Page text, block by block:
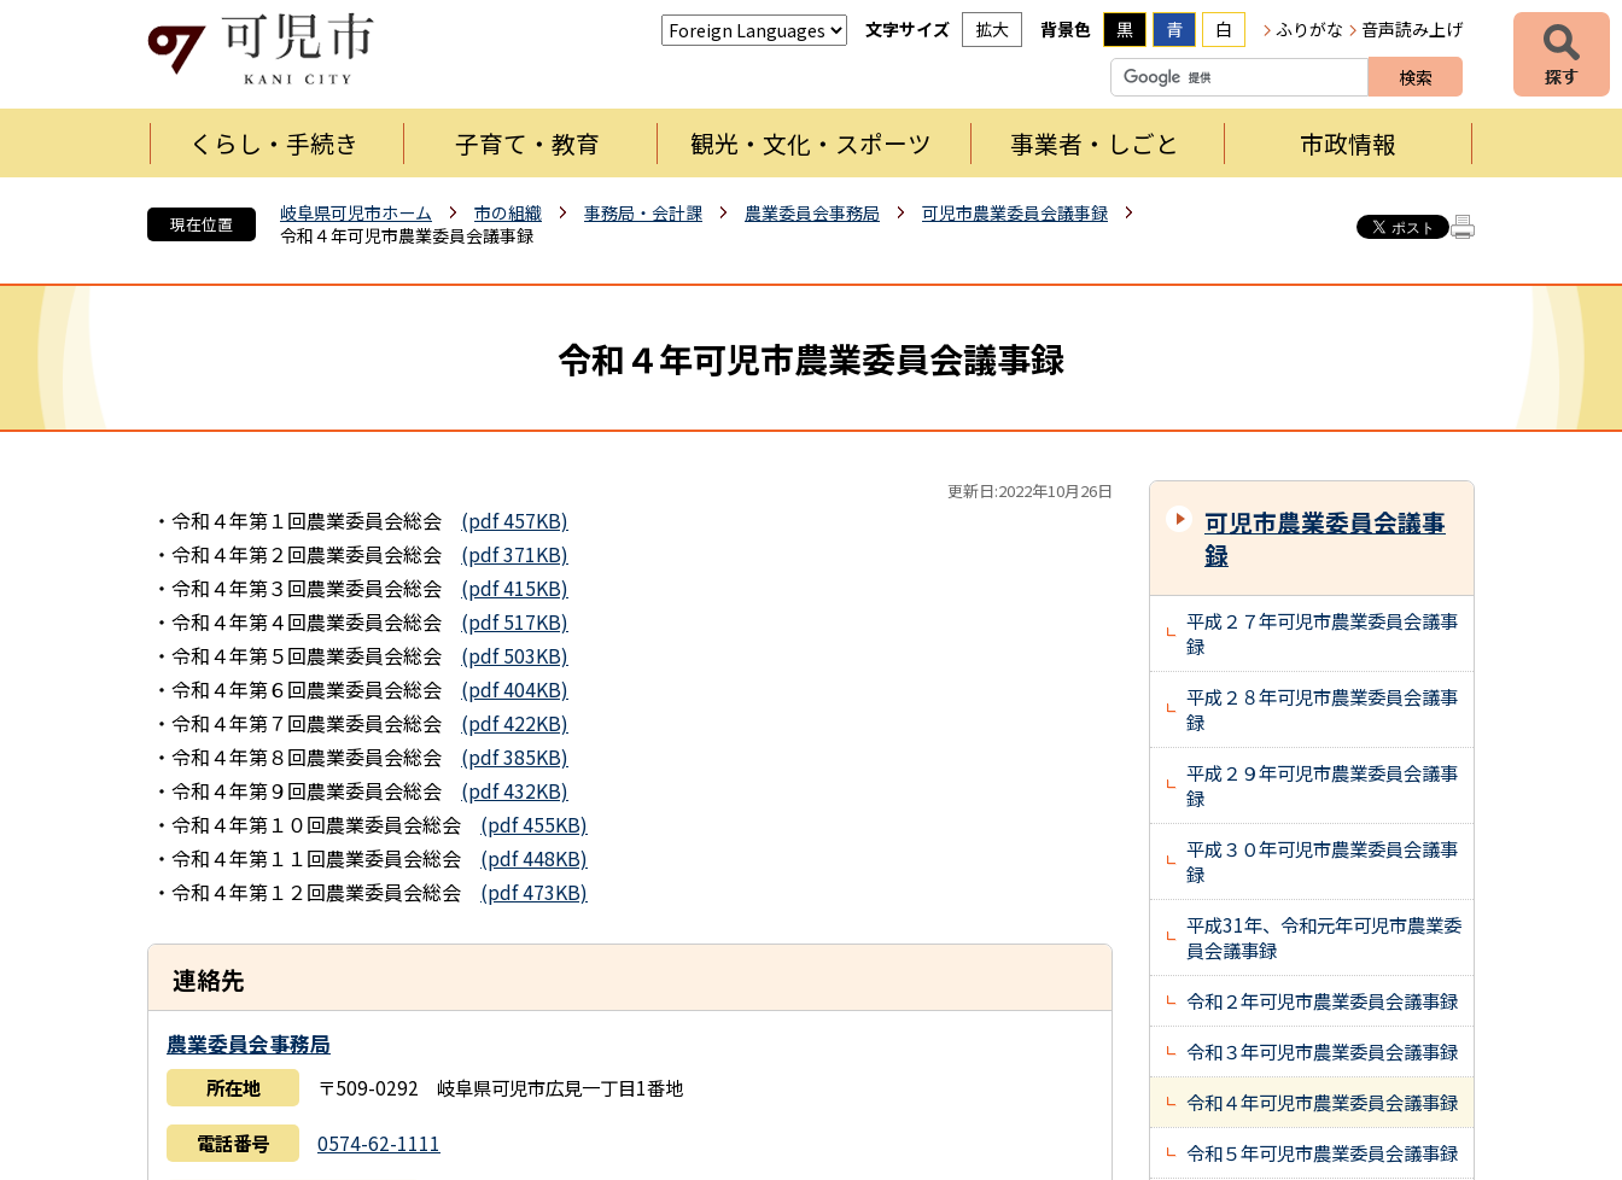
文字サイズ 拡大 背景色 黒 青 白 ふりがな 音声読み上げ
くらし・手続き 子育て・教育 観光・文化・スポーツ 事業者・しごと 市政情報
現在位置 岐阜県可児市ホーム 市の組織 事務局・会計課 農業委員会事務局
可児市農業委員会議事録
令和４年可児市農業委員会議事録
令和４年可児市農業委員会議事録
更新日:2022年10月26日
・令和４年第１回農業委員会総会 (pdf 457KB)
・令和４年第２回農業委員会総会 (pdf 371KB)
・令和４年第３回農業委員会総会 (pdf 415KB)
・令和４年第４回農業委員会総会 (pdf 517KB)
・令和４年第５回農業委員会総会 (pdf 503KB)
・令和４年第６回農業委員会総会 (pdf 404KB)
・令和４年第７回農業委員会総会 (pdf 422KB)
・令和４年第８回農業委員会総会 (pdf 385KB)
・令和４年第９回農業委員会総会 (pdf 432KB)
・令和４年第１０回農業委員会総会 (pdf 455KB)
・令和４年第１１回農業委員会総会 (pdf 448KB)
・令和４年第１２回農業委員会総会 (pdf 473KB)
連絡先
農業委員会事務局
所在地 〒509-0292 岐阜県可児市広見一丁目1番地
電話番号 0574-62-1111
可児市農業委員会議事
録
平成２７年可児市農業委員会議事
録
平成２８年可児市農業委員会議事
録
平成２９年可児市農業委員会議事
録
平成３０年可児市農業委員会議事
録
平成31年、令和元年可児市農業委
員会議事録
令和２年可児市農業委員会議事録
令和３年可児市農業委員会議事録
令和４年可児市農業委員会議事録
令和５年可児市農業委員会議事録